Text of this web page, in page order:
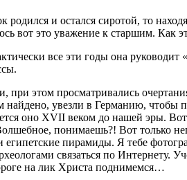
и остался сиротой, то
вот это уважение к старшим. Как
все эти годы она
этом просматривались
увезли в Германию, чтобы
оно XVII веком до нашей эры.
понимаешь?! Вот только
пирамиды. Я тебе
связаться по Интернету.
на лик Христа поднимемся…